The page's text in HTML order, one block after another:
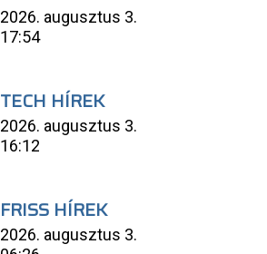
2026. augusztus 3.
17:54
TECH HÍREK
2026. augusztus 3.
16:12
FRISS HÍREK
2026. augusztus 3.